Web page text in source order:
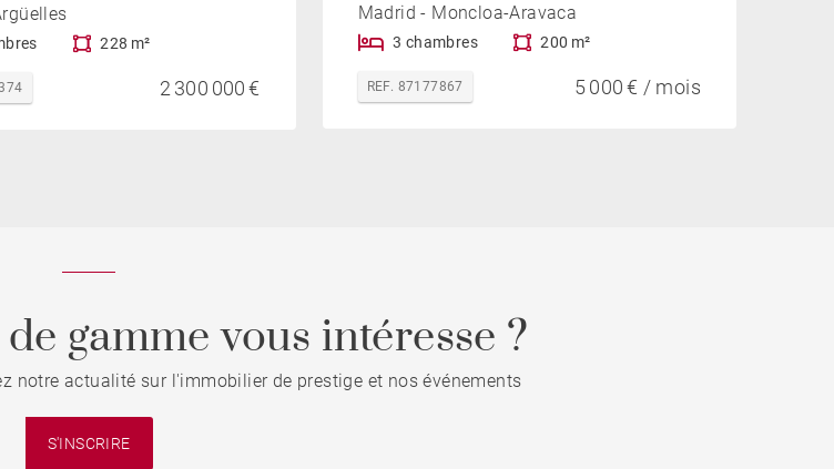
228 m²
2 300 000 €
Madrid - Moncloa-Aravaca
3 chambres 200 m²
REF. 87177867 5 000 € / mois
gamme vous intéresse ?
notre actualité sur l'immobilier de prestige et nos événements
S'INSCRIRE